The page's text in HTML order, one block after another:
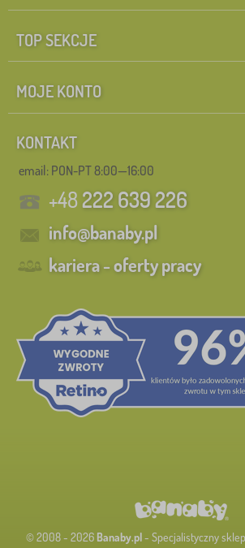
TOP SEKCJE
MOJE KONTO
KONTAKT
email: PON-PT 8:00—16:00
+48222 639 226
info@banaby.pl
kariera - oferty pracy
© 2008 - 2026 Banaby.pl- Specjalistyczny